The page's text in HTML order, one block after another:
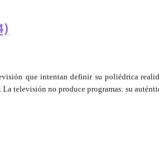
que intentan definir su poliédrica
televisión no produce programas: su